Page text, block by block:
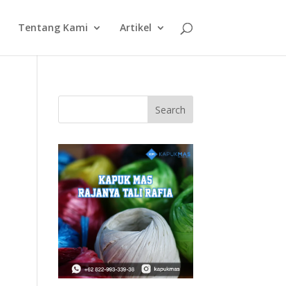
Tentang Kami Artikel